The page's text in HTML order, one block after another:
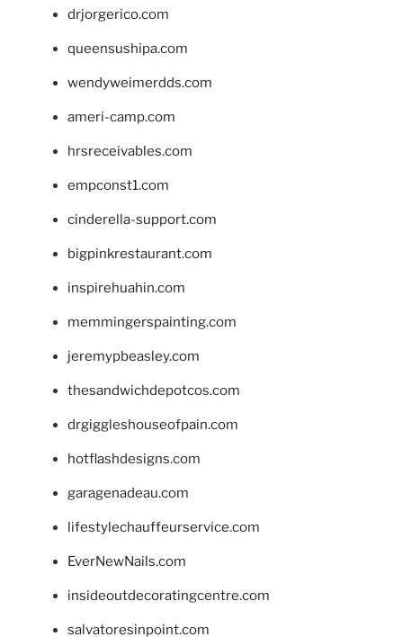
drjorgerico.com
queensushipa.com
wendyweimerdds.com
ameri-camp.com
hrsreceivables.com
empconst1.com
cinderella-support.com
bigpinkrestaurant.com
inspirehuahin.com
memmingerspainting.com
jeremypbeasley.com
thesandwichdepotcos.com
drgiggleshouseofpain.com
hotflashdesigns.com
garagenadeau.com
lifestylechauffeurservice.com
EverNewNails.com
insideoutdecoratingcentre.com
salvatoresinpoint.com